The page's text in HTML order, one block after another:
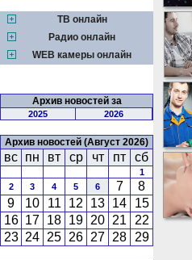
ТВ онлайн
Радио онлайн
WEB камеры онлайн
Архив новостей за
2025 2026
Архив новостей (Август 2026)
вс пн вт ср чт пт сб
1
2
3 4 5 6 7
8
9
10 11 12 13 14
15
16 17 18 19 20 21
22
23 24 25 26 27 28 29